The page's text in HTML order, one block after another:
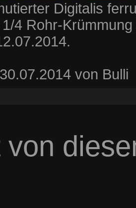
Digitalis
4 Rohr-
von Bulli